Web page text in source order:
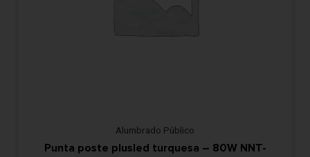
Alumbrado Público
Punta poste plusled turquesa – 80W NNT-